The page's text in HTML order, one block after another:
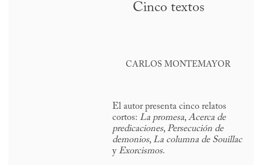
Cinco textos
CARLOS MONTEMAYOR
El autor presenta cinco relatos
cortos: La promesa, Acerca de
predicaciones, Persecución de
demonios, La columna de Souillac
y Exorcismos.